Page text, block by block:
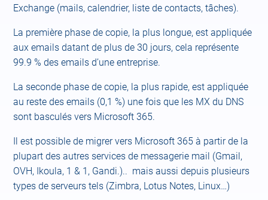
Exchange (mails, calendrier, liste de contacts, tâches).
La première phase de copie, la plus longue, est appliquée
aux emails datant de plus de 30 jours, cela représente
99.9 % des emails d’une entreprise.
La seconde phase de copie, la plus rapide, est appliquée
au reste des emails (0,1 %) une fois que les MX du DNS
sont basculés vers Microsoft 365.
Il est possible de migrer vers Microsoft 365 à partir de la
plupart des autres services de messagerie mail (Gmail,
OVH, Ikoula, 1 & 1, Gandi.).. mais aussi depuis plusieurs
types de serveurs tels (Zimbra, Lotus Notes, Linux…)